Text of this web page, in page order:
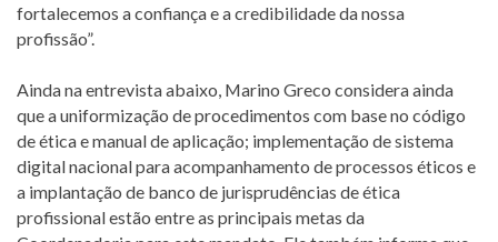
fortalecemos a confiança e a credibilidade da nossa
profissão”.
Ainda na entrevista abaixo, Marino Greco considera ainda
que a uniformização de procedimentos com base no código
de ética e manual de aplicação; implementação de sistema
digital nacional para acompanhamento de processos éticos e
a implantação de banco de jurisprudências de ética
profissional estão entre as principais metas da